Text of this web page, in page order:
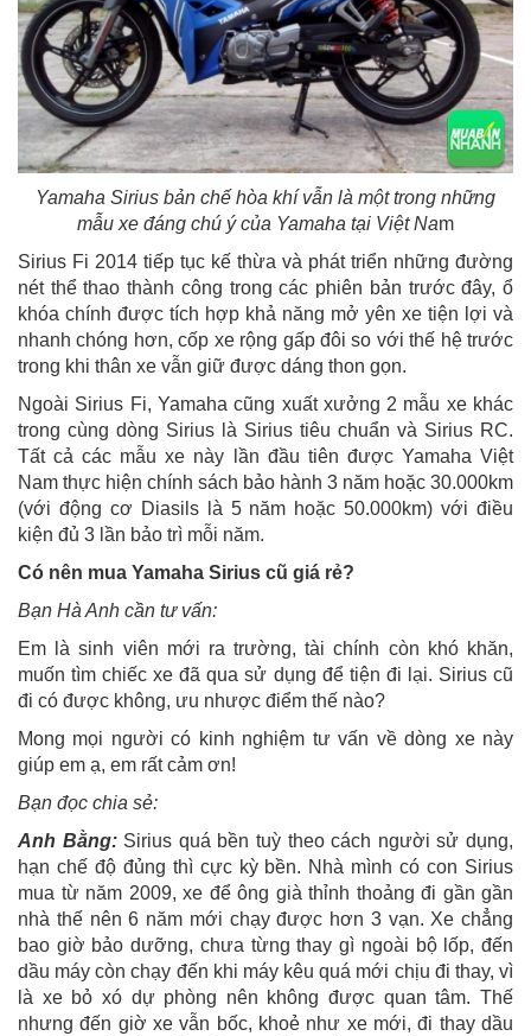
Yamaha Sirius bản chế hòa khí vẫn là một trong những
mẫu xe đáng chú ý của Yamaha tại Việt Nam
Sirius Fi 2014 tiếp tục kế thừa và phát triển những đường
nét thể thao thành công trong các phiên bản trước đây, ổ
khóa chính được tích hợp khả năng mở yên xe tiện lợi và
nhanh chóng hơn, cốp xe rộng gấp đôi so với thế hệ trước
trong khi thân xe vẫn giữ được dáng thon gọn.
Ngoài Sirius Fi, Yamaha cũng xuất xưởng 2 mẫu xe khác
trong cùng dòng Sirius là Sirius tiêu chuẩn và Sirius RC.
Tất cả các mẫu xe này lần đầu tiên được Yamaha Việt
Nam thực hiện chính sách bảo hành 3 năm hoặc 30.000km
(với động cơ Diasils là 5 năm hoặc 50.000km) với điều
kiện đủ 3 lần bảo trì mỗi năm.
Có nên mua Yamaha Sirius cũ giá rẻ?
Bạn Hà Anh cần tư vấn:
Em là sinh viên mới ra trường, tài chính còn khó khăn,
muốn tìm chiếc xe đã qua sử dụng để tiện đi lại. Sirius cũ
đi có được không, ưu nhược điểm thế nào?
Mong mọi người có kinh nghiệm tư vấn về dòng xe này
giúp em ạ, em rất cảm ơn!
Bạn đọc chia sẻ:
Anh Bằng:Sirius quá bền tuỳ theo cách người sử dụng,
hạn chế độ đủng thì cực kỳ bền. Nhà mình có con Sirius
mua từ năm 2009, xe để ông già thỉnh thoảng đi gần gần
nhà thế nên 6 năm mới chạy được hơn 3 vạn. Xe chẳng
bao giờ bảo dưỡng, chưa từng thay gì ngoài bộ lốp, đến
dầu máy còn chạy đến khi máy kêu quá mới chịu đi thay, vì
là xe bỏ xó dự phòng nên không được quan tâm. Thế
nhưng đến giờ xe vẫn bốc, khoẻ như xe mới, đi thay dầu